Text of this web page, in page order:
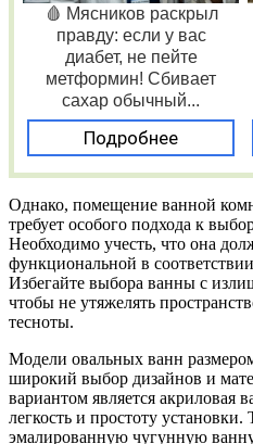
🩸 Мясников раскрыл
правду: если у вас
диабет, не пейте
метформин! Сбивает
сахар обычный...
Подробнее
Однако, помещение ванной
требует особого подхода к
Необходимо учесть, что она
функциональной в
Избегайте выбора ванны с
чтобы не утяжелять
тесноты.
Модели овальных ванн
широкий выбор дизайнов и
вариантом является акриловая
легкость и простоту
эмалированную чугунную